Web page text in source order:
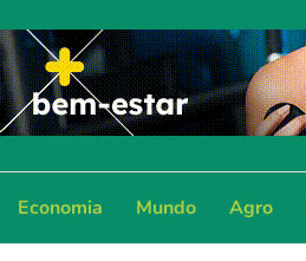
Economia Mundo Agro